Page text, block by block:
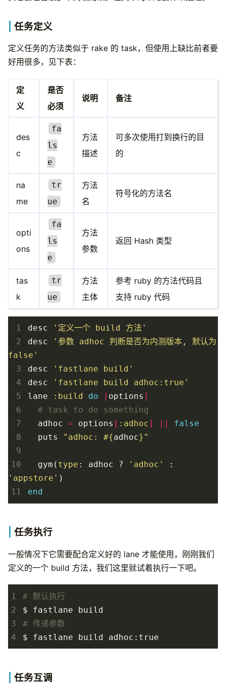
任务定义
定义任务的方法类似于 rake 的 task，但使用上缺比前者要
好用很多，见下表：
定
义
是否
必须
说明 备注
des
c
fa
ls
e
方法
描述
可多次使用打到换行的目
的
na
me
tr
ue
方法
名
符号化的方法名
opti
ons
fa
ls
e
方法
参数
返回 Hash 类型
tas
k
tr
ue
方法
主体
参考 ruby 的方法代码且
支持 ruby 代码
1 desc
'定义一个 build 方法'
2
desc
'参数 adhoc 判断是否为内测版本, 默认为
false'
3
desc
'fastlane build'
4
desc
'fastlane build adhoc:true'
5
lane :build do options
6
# task to do something
7
adhoc = options [ :adhoc]
false
8
puts "adhoc: #{adhoc} "
9
10
gym ( type : adhoc ? 'adhoc'
:
'appstore' )
11
end
任务执行
一般情况下它需要配合定义好的 lane 才能使用，刚刚我们
定义的一个 build 方法，我们这里就试着执行一下吧。
1
# 默认执行
2
3
# 传递参数
4
任务互调